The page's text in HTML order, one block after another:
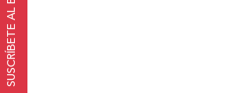
SUSCRÍBETE AL BLOG